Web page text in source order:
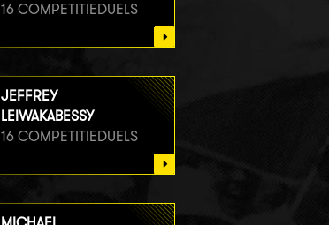
16 COMPETITIEDUELS
JEFFREY
LEIWAKABESSY
16 COMPETITIEDUELS